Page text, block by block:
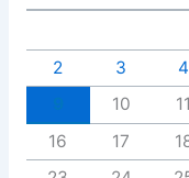
2
3 4
10 11
16
17